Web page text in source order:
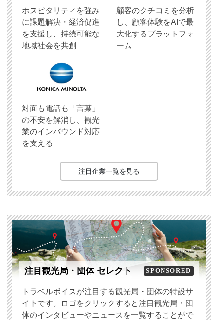
ホスピタリティを強み
に課題解決・経済促進
を支援し、持続可能な
地域社会を共創
顧客のクチコミを分析
し、顧客体験をAIで最
大化するプラットフォ
ーム
対面も電話も「言葉」
の不安を解消し、観光
業のインバウンド対応
を支える
注目企業一覧を見る
注目観光局・団体 セレクト SPONSORED
トラベルボイスが注目する観光局・団体の特設サ
イトです。ロゴをクリックすると注目観光局・団
体のインタビューやニュースを一覧することがで